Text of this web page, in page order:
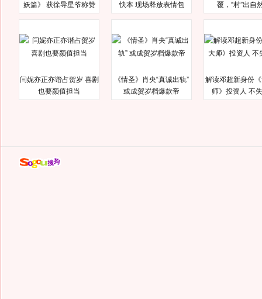
妖篇》 获徐导星爷称赞
快本 现场释放表情包
覆，“村”出自
闫妮亦正亦谐占贺岁 喜剧
也要颜值担当
《情圣》肖央“真诚出轨”
或成贺岁档爆款帝
解读邓超新身份
师》投资人 不